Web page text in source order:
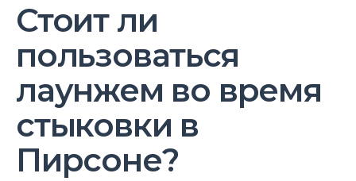
Стоит ли
пользоваться
лаунжем во время
стыковки в
Пирсоне?